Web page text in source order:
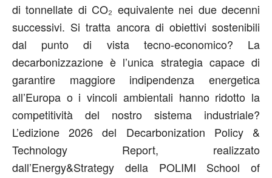
di tonnellate di CO₂ equivalente nei due decenni
successivi. Si tratta ancora di obiettivi sostenibili
dal punto di vista tecno-economico? La
decarbonizzazione è l’unica strategia capace di
garantire maggiore indipendenza energetica
all’Europa o i vincoli ambientali hanno ridotto la
competitività del nostro sistema industriale?
L’edizione 2026 del Decarbonization Policy &
Technology Report, realizzato
dall’Energy&Strategy della POLIMI School of